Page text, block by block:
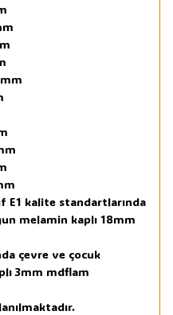
E1 kalite standartlarında
melamin kaplı 18mm
çevre ve çocuk
3mm mdflam